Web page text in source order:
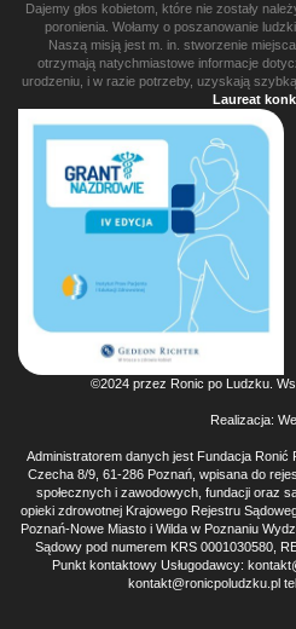
Dajemy głos kobietom, które nie zostały
poronienia. Wołamy o poszanowanie
Naszą misją jest m. in. stworzenie
otrzymają natychmiastowe informacje
urodzeniu, i w razie potrzeby, uzyskają
Laureat
©2024 przez Ronic po Ludzku.
Realizacja:
Administratorem danych jest Fundacja Ronić
Czecha 8/9, 61-286 Poznań, wpisana do
społecznych i zawodowych, fundacji oraz
opieki zdrowotnej Krajowego Rejestru
Poznań-Nowe Miasto i Wilda w Poznaniu
Sądowy pod numerem KRS 0001030580,
Punkt kontaktowy Usługodawcy:
kontakt@ronicpoludzku.pl